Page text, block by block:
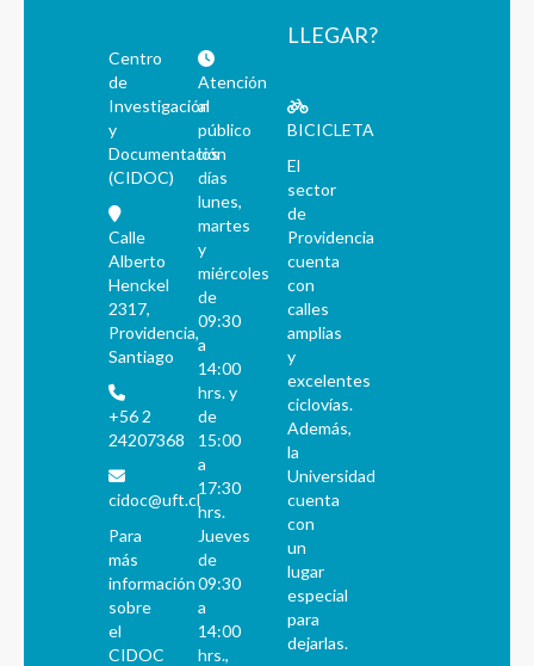
Centro
de
Investigación
y
Documentación
(CIDOC)
Calle
Alberto
Henckel
2317,
Providencia,
Santiago
+56 2
24207368
cidoc@uft.cl
Para
más
información
sobre
el
CIDOC
Atención
al
público
los
días
lunes,
martes
y
miércoles
de
09:30
a
14:00
hrs. y
de
15:00
a
17:30
hrs.
Jueves
de
09:30
a
14:00
hrs.,
LLEGAR?
BICICLETA
El
sector
de
Providencia
cuenta
con
calles
amplias
y
excelentes
ciclovías.
Además,
la
Universidad
cuenta
con
un
lugar
especial
para
dejarlas.